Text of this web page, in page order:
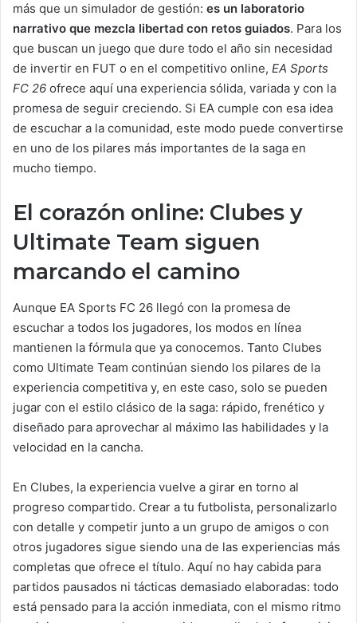
más que un simulador de gestión: es un laboratorio
narrativo que mezcla libertad con retos guiados. Para los
que buscan un juego que dure todo el año sin necesidad
de invertir en FUT o en el competitivo online, EA Sports
FC 26 ofrece aquí una experiencia sólida, variada y con la
promesa de seguir creciendo. Si EA cumple con esa idea
de escuchar a la comunidad, este modo puede convertirse
en uno de los pilares más importantes de la saga en
mucho tiempo.
El corazón online: Clubes y
Ultimate Team siguen
marcando el camino
Aunque EA Sports FC 26 llegó con la promesa de
escuchar a todos los jugadores, los modos en línea
mantienen la fórmula que ya conocemos. Tanto Clubes
como Ultimate Team continúan siendo los pilares de la
experiencia competitiva y, en este caso, solo se pueden
jugar con el estilo clásico de la saga: rápido, frenético y
diseñado para aprovechar al máximo las habilidades y la
velocidad en la cancha.
En Clubes, la experiencia vuelve a girar en torno al
progreso compartido. Crear a tu futbolista, personalizarlo
con detalle y competir junto a un grupo de amigos o con
otros jugadores sigue siendo una de las experiencias más
completas que ofrece el título. Aquí no hay cabida para
partidos pausados ni tácticas demasiado elaboradas: todo
está pensado para la acción inmediata, con el mismo ritmo